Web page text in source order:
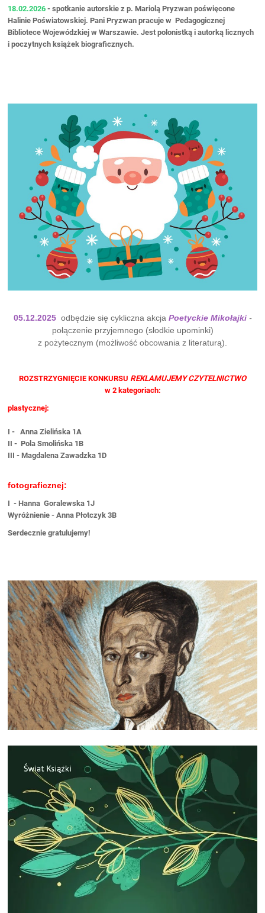
18.02.2026 - spotkanie autorskie z p. Mariolą Pryzwan poświęcone
Halinie Poświatowskiej. Pani Pryzwan pracuje w Pedagogicznej
Bibliotece Wojewódzkiej w Warszawie. Jestpolonistką i autorką licznych
i poczytnych książek biograficznych.
05.12.2025odbędzie się cykliczna akcja Poetyckie Mikołajki-
połączenie przyjemnego (słodkie upominki)
z pożytecznym (możliwość obcowania z literaturą).
ROZSTRZYGNIĘCIE KONKURSU REKLAMUJEMY CZYTELNICTWO
w 2 kategoriach:
plastycznej:
I - Anna Zielińska 1A
II - Pola Smolińska 1B
III - Magdalena Zawadzka 1D
fotograficznej:
I - Hanna Goralewska 1J
Wyróżnienie - Anna Płotczyk 3B
Serdecznie gratulujemy!